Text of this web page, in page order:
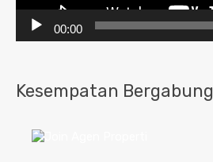
00:00
Kesempatan Bergabung